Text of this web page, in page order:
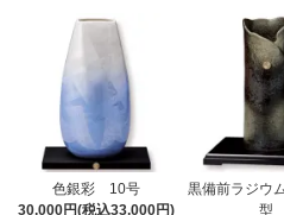
色銀彩 10号
30,000円(税込33,000円)
黒備前ラジウ
型